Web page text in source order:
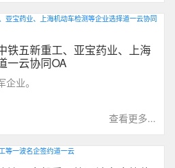
铁五新重工、亚宝药业、上海
一云协同OA
业。
查看更多...